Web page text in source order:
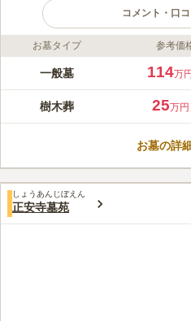
コメント・口
ライフドット編集部のコメント
山梨県北杜市にある寺院墓
野原は一面が茂みに覆われ
は八ヶ岳を眺めることがで
地でありながら宗教不問で
この霊園はまだ誰からも評価されてい
お墓タイプ 参考価
一般墓 114万
樹木葬 25万円
お墓の詳
しょうあんじぼえん
正安寺墓苑